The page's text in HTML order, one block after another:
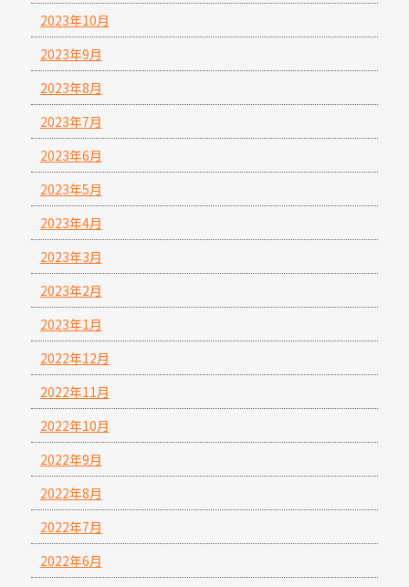
2023年10月
2023年9月
2023年8月
2023年7月
2023年6月
2023年5月
2023年4月
2023年3月
2023年2月
2023年1月
2022年12月
2022年11月
2022年10月
2022年9月
2022年8月
2022年7月
2022年6月